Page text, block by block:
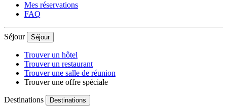
Mes réservations
FAQ
Séjour Séjour
Trouver un hôtel
Trouver un restaurant
Trouver une salle de réunion
Trouver une offre spéciale
Destinations Destinations